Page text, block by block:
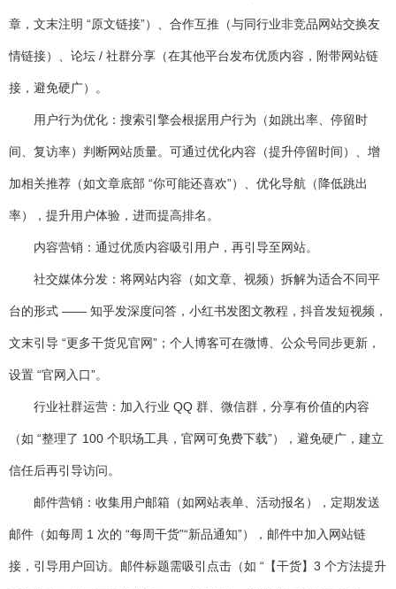
章，文末注明 “原文链接”）、合作互推（与同行业非竞品网站交换友
情链接）、论坛 / 社群分享（在其他平台发布优质内容，附带网站链
接，避免硬广）。
用户行为优化：搜索引擎会根据用户行为（如跳出率、停留时
间、复访率）判断网站质量。可通过优化内容（提升停留时间）、增
加相关推荐（如文章底部 “你可能还喜欢”）、优化导航（降低跳出
率），提升用户体验，进而提高排名。
内容营销 ：通过优质内容吸引用户，再引导至网站。
社交媒体分发：将网站内容（如文章、视频）拆解为适合不同平
台的形式 —— 知乎发深度问答，小红书发图文教程，抖音发短视频，
文末引导 “更多干货见官网”；个人博客可在微博、公众号同步更新，
设置 “官网入口”。
行业社群运营：加入行业 QQ 群、微信群，分享有价值的内容
（如 “整理了 100 个职场工具，官网可免费下载”），避免硬广，建立
信任后再引导访问。
邮件营销 ：收集用户邮箱（如网站表单、活动报名），定期发送
邮件（如每周 1 次的 “每周干货”“新品通知”），邮件中加入网站链
接，引导用户回访。邮件标题需吸引点击（如 “【干货】3 个方法提升